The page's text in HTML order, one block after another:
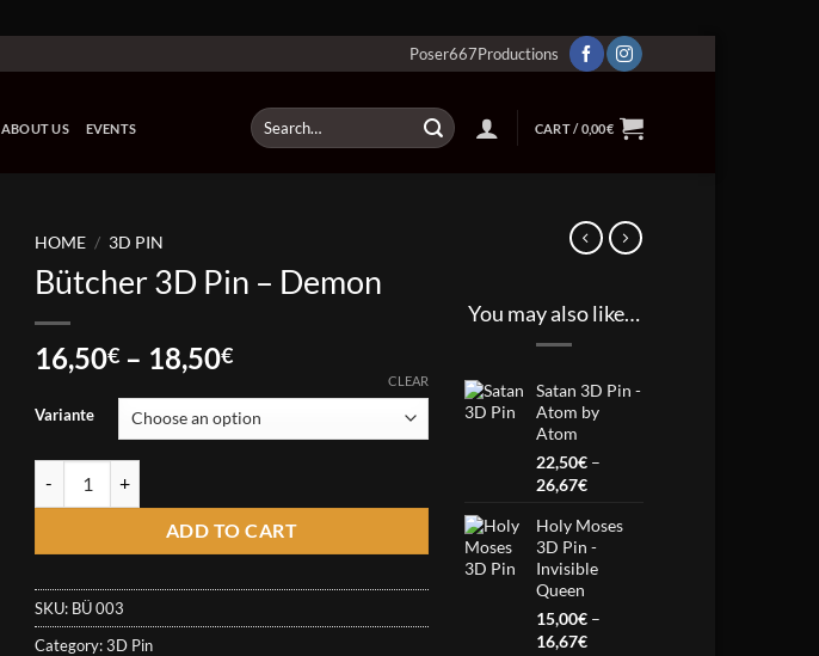
Poser667Productions
ABOUT US EVENTS
Search
for:
CART /0,00€
HOME / 3D PIN
Bütcher 3D Pin – Demon
16,50€ – 18,50€Price
16,50€
through
Variante
CLEAR
ADD TO CART
SKU: BÜ 003
Category:3D Pin
You may also like…
Satan 3D Pin -
Atom by
Atom
22,50€ –
26,67€Price
22,50€
through
26,67€
Holy Moses
3D Pin -
Invisible
Queen
15,00€ –
16,67€Price